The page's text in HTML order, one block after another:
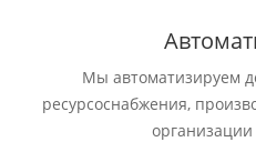
Мы автоматизируем
ресурсоснабжения,